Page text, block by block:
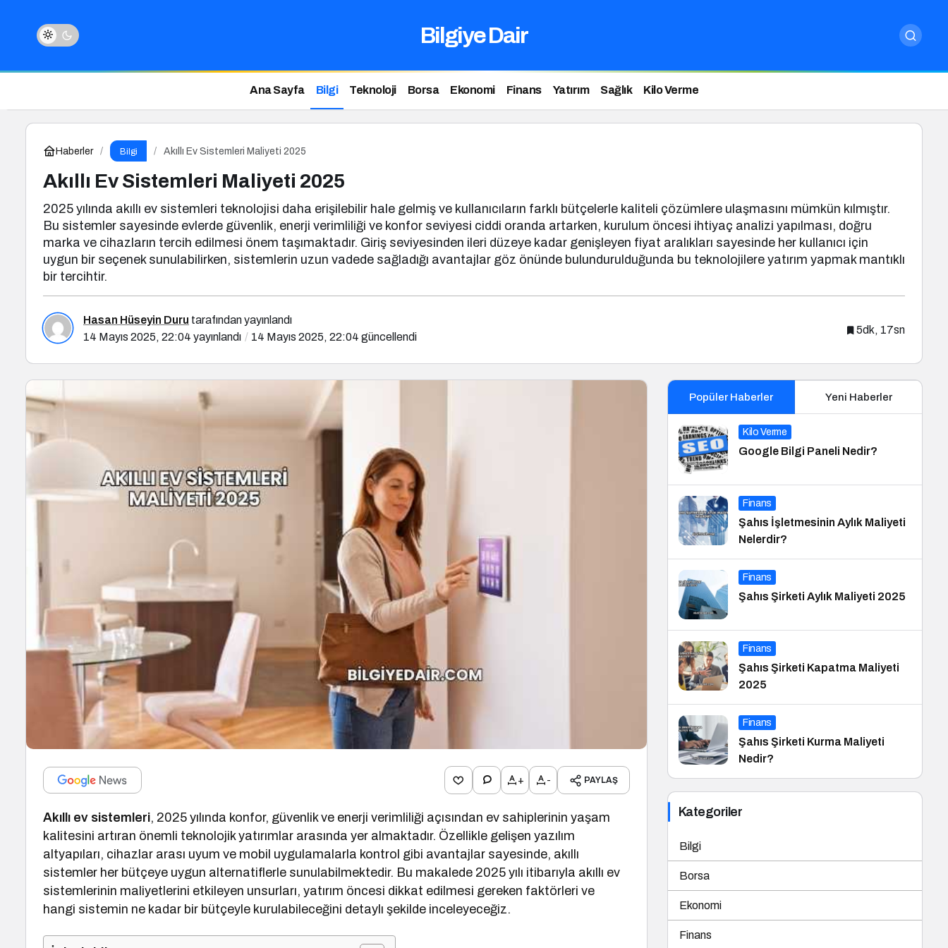
Bilgiye Dair
Ana Sayfa Bilgi Teknoloji Borsa Ekonomi Finans Yatırım Sağlık Kilo Verme
Haberler Bilgi Akıllı Ev Sistemleri Maliyeti 2025
Akıllı Ev Sistemleri Maliyeti 2025
2025 yılında akıllı ev sistemleri teknolojisi daha erişilebilir hale gelmiş ve kullanıcıların farklı bütçelerle kaliteli çözümlere ulaşmasını mümkün kılmıştır.
Bu sistemler sayesinde evlerde güvenlik, enerji verimliliği ve konfor seviyesi ciddi oranda artarken, kurulum öncesi ihtiyaç analizi yapılması, doğru
marka ve cihazların tercih edilmesi önem taşımaktadır. Giriş seviyesinden ileri düzeye kadar genişleyen fiyat aralıkları sayesinde her kullanıcı için
uygun bir seçenek sunulabilirken, sistemlerin uzun vadede sağladığı avantajlar göz önünde bulundurulduğunda bu teknolojilere yatırım yapmak mantıklı
bir tercihtir.
Hasan Hüseyin Duru tarafından yayınlandı
14 Mayıs 2025, 22:04 yayınlandı 14 Mayıs 2025, 22:04 güncellendi
5dk, 17sn
+ - PAYLAŞ
Akıllı ev sistemleri, 2025 yılında konfor, güvenlik ve enerji verimliliği açısından ev sahiplerinin yaşam
kalitesini artıran önemli teknolojik yatırımlar arasında yer almaktadır. Özellikle gelişen yazılım
altyapıları, cihazlar arası uyum ve mobil uygulamalarla kontrol gibi avantajlar sayesinde, akıllı
sistemler her bütçeye uygun alternatiflerle sunulabilmektedir. Bu makalede 2025 yılı itibarıyla akıllı ev
sistemlerinin maliyetlerini etkileyen unsurları, yatırım öncesi dikkat edilmesi gereken faktörleri ve
hangi sistemin ne kadar bir bütçeyle kurulabileceğini detaylı şekilde inceleyeceğiz.
Popüler Haberler Yeni Haberler
Kilo Verme
Google Bilgi Paneli Nedir?
Finans
Şahıs İşletmesinin Aylık Maliyeti
Nelerdir?
Finans
Şahıs Şirketi Aylık Maliyeti 2025
Finans
Şahıs Şirketi Kapatma Maliyeti
2025
Finans
Şahıs Şirketi Kurma Maliyeti
Nedir?
Kategoriler
Bilgi
Borsa
Ekonomi
Finans